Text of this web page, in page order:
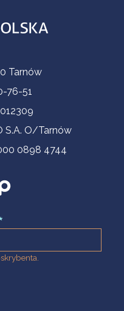
Tarnów
76-51
S.A. O/Tarnów
0898 4744